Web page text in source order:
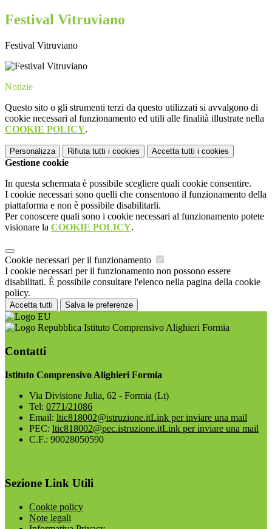
Festival Vitruviano
Festival Vitruviano
Notizie
Questo sito o gli strumenti terzi da questo utilizzati si avvalgono di
cookie necessari al funzionamento ed utili alle finalità illustrate nella
COOKIE POLICY.
Personalizza Rifiuta tutti i cookies Accetta tutti i cookies
Gestione cookie
In questa schermata è possibile scegliere quali cookie consentire.
I cookie necessari sono quelli che consentono il funzionamento della
piattaforma e non è possibile disabilitarli.
Per conoscere quali sono i cookie necessari al funzionamento potete
visionare la COOKIE POLICY.
Cookie necessari per il funzionamento
I cookie necessari per il funzionamento non possono essere
disabilitati. È possibile consultare l'elenco nella pagina della cookie
policy.
Accetta tutti Salva le preferenze
Istituto Comprensivo Alighieri Formia
Contatti
Istituto Comprensivo Alighieri Formia
Via Divisione Julia, 62 - Formia (Lt)
Tel: 0771/21086
Email: ltic818002@istruzione.itLink per inviare una mail
PEC: ltic818002@pec.istruzione.itLink per inviare una mail
C.F.: 90028050590
Sezione Link Utili
Cookie policy
Note legali